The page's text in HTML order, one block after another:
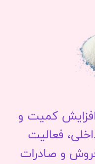
کمیت و
فعالیت
و صادرات